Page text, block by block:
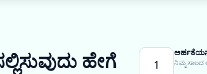
ಹೇಗೆ 1 ನಿಮ್ಮ ಸಾಲದ